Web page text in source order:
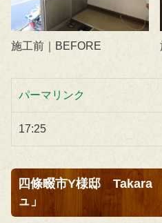
施工前｜BEFORE
パーマリンク
17:25
四條畷市Y様邸 Takara
ュ」